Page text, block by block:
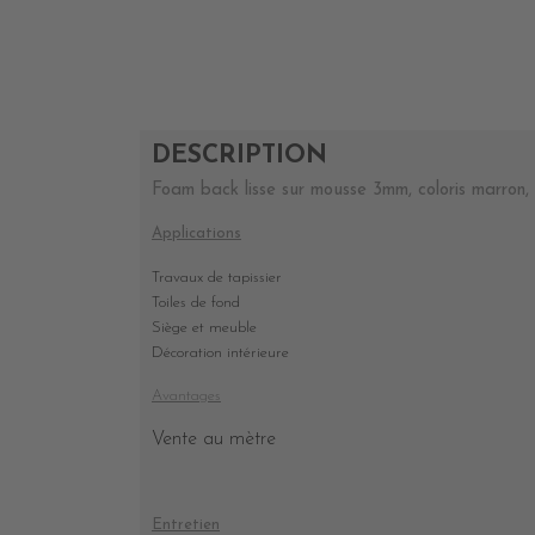
DESCRIPTION
Foam back lisse sur mousse 3mm, coloris
Applications
Travaux de tapissier
Toiles de fond
Siège et meuble
Décoration intérieure
Avantages
Vente au mètre
Entretien